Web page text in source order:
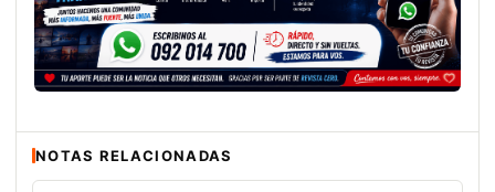
NOTAS RELACIONADAS